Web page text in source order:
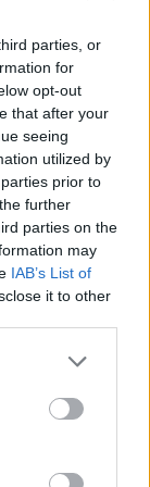
parties, or
for
opt-out
that after your
seeing
utilized by
prior to
further
parties on the
may
IAB’s List of
it to other
more Google
may click to
tags to
below Google
υπόθεση
και
τους.
το
πατέρα
, με την